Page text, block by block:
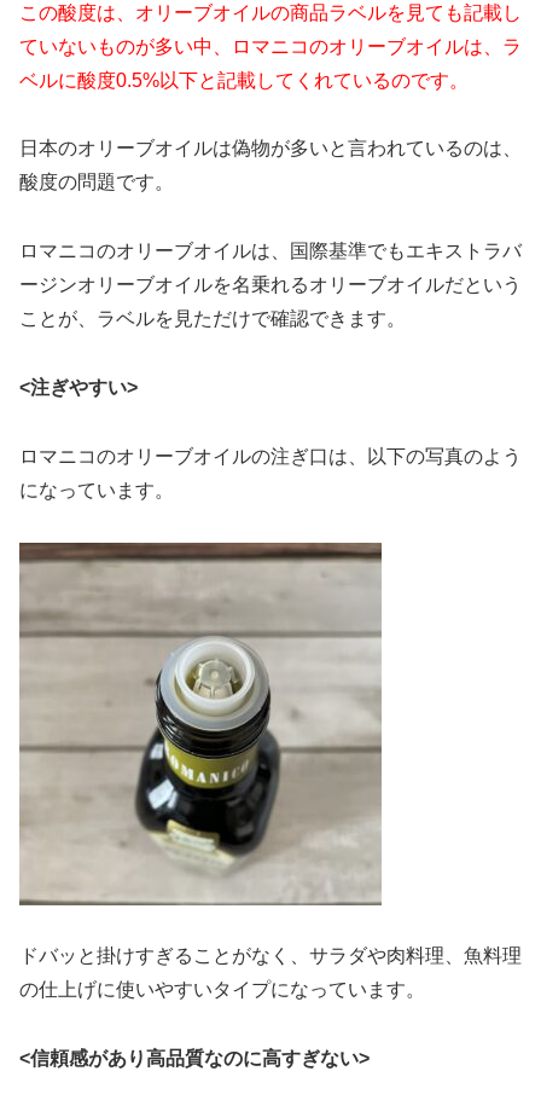
この酸度は、オリーブオイルの商品ラベルを見ても記載し
ていないものが多い中、ロマニコのオリーブオイルは、ラ
ベルに酸度0.5%以下と記載してくれているのです。
日本のオリーブオイルは偽物が多いと言われているのは、
酸度の問題です。
ロマニコのオリーブオイルは、国際基準でもエキストラバ
ージンオリーブオイルを名乗れるオリーブオイルだという
ことが、ラベルを見ただけで確認できます。
<注ぎやすい>
ロマニコのオリーブオイルの注ぎ口は、以下の写真のよう
になっています。
ドバッと掛けすぎることがなく、サラダや肉料理、魚料理
の仕上げに使いやすいタイプになっています。
<信頼感があり高品質なのに高すぎない>